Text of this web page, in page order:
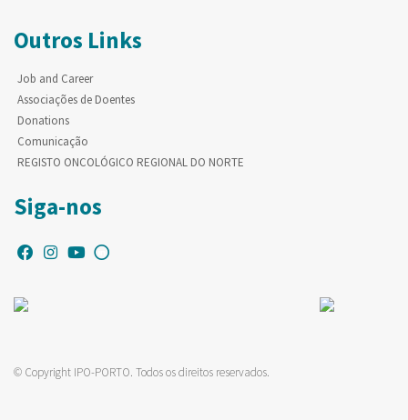
Outros Links
Job and Career
Associações de Doentes
Donations
Comunicação
REGISTO ONCOLÓGICO REGIONAL DO NORTE
Siga-nos
© Copyright IPO-PORTO. Todos os direitos reservados.